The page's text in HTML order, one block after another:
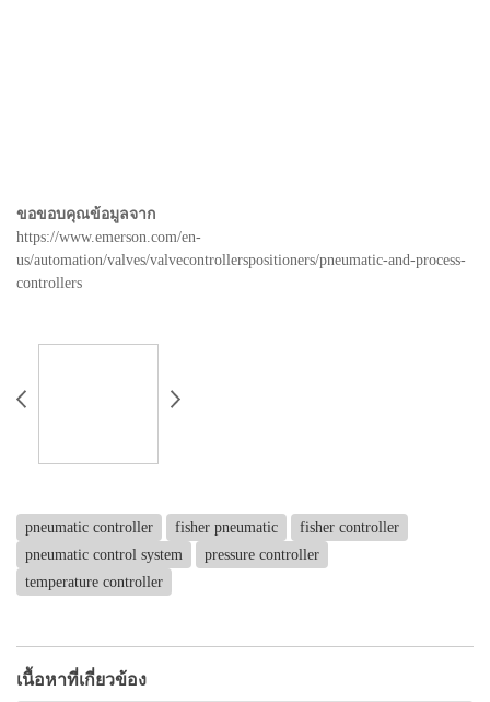
ขอขอบคุณข้อมูลจาก
https://www.emerson.com/en-
us/automation/valves/valvecontrollerspositioners/pneumatic-and-process-
controllers
pneumatic controller fisher pneumatic
fisher controller
pneumatic control system
pressure controller
temperature controller
เนื้อหาที่เกี่ยวข้อง